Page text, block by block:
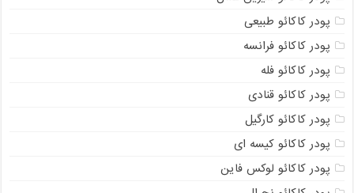
پودر کاکائو طبیعی
پودر کاکائو فرانسه
پودر کاکائو فله
پودر کاکائو قنادی
پودر کاکائو کارگیل
پودر کاکائو کیسه ای
پودر کاکائو لوکس فاین